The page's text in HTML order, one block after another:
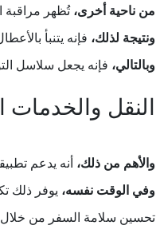
من ناحية أخرى،تُظهر مراقبة
ونتيجة لذلك، فإنه يتنبأ
وبالتالي، فإنه يجعل سلاسل
النقل والخدمات
والأهم من ذلك، أنه يدعم
وفي الوقت نفسه، يوفر ذلك
تحسين سلامة السفر من خلال